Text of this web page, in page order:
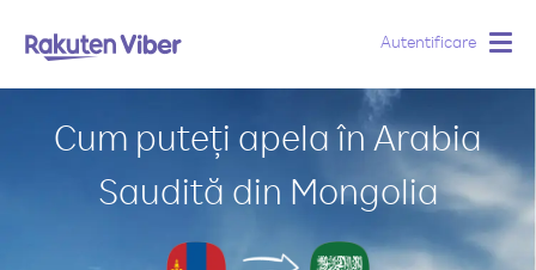
Autentificare
Cum puteți apela în Arabia
Saudită din Mongolia